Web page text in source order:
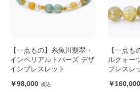
【一点もの】糸魚川翡翠・
インペリアルトパーズ デザ
インブレスレット
98,000
【一点も
ルクォー
ブレスレ
160,000